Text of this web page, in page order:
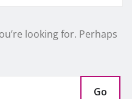
looking for. Perhaps
Go